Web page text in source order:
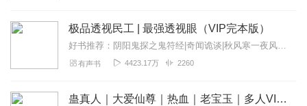
压，我喜欢
2026-02-06 0
非常好听的一本小说，看得出来主播制作十分用心，听了几
极品透视民工 | 最强透视眼（VIP完本版）
好书推荐：阴阳鬼探之鬼符经|奇闻诡谈|秋风寒一夜风情：美女砸钱叫我滚|千金总裁倒贴我|月逐九天官路风流|美女局长VS传奇警察【内容简介】农民工叶涛被水泥罐弄伤眼...
有声书 4423.17万 2260
蛊真人｜大爱仙尊｜热血｜老宝玉｜多人VIP免费有声剧